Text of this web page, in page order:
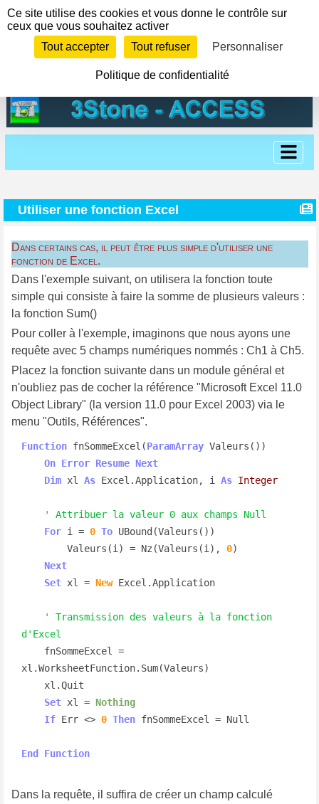
Utiliser une fonction Excel
Dans certains cas, il peut être plus simple d'utiliser une
fonction de Excel.
Dans l'exemple suivant, on utilisera la fonction toute
simple qui consiste à faire la somme de plusieurs valeurs :
la fonction Sum()
Pour coller à l'exemple, imaginons que nous ayons une
requête avec 5 champs numériques nommés : Ch1 à Ch5.
Placez la fonction suivante dans un module général et
n'oubliez pas de cocher la référence "Microsoft Excel 11.0
Object Library" (la version 11.0 pour Excel 2003) via le
menu "Outils, Références".
Function fnSommeExcel(ParamArray Valeurs())
On Error Resume Next
Dim xl As Excel.Application, i As Integer
' Attribuer la valeur 0 aux champs Null
For i = 0 To UBound(Valeurs())
        Valeurs(i) = Nz(Valeurs(i),
0)
Next
Set xl = New Excel.Application
' Transmission des valeurs à la fonction
d'Excel
xl.WorksheetFunction.Sum(Valeurs)
Set xl = Nothing
If Err <> 0 Then fnSommeExcel = Null
End Function
Dans la requête, il suffira de créer un champ calculé
Panneau de gestion des cookies
Ce site utilise des cookies et vous donne le contrôle sur
ceux que vous souhaitez activer
Tout accepter
Tout refuser Personnaliser
Politique de confidentialité